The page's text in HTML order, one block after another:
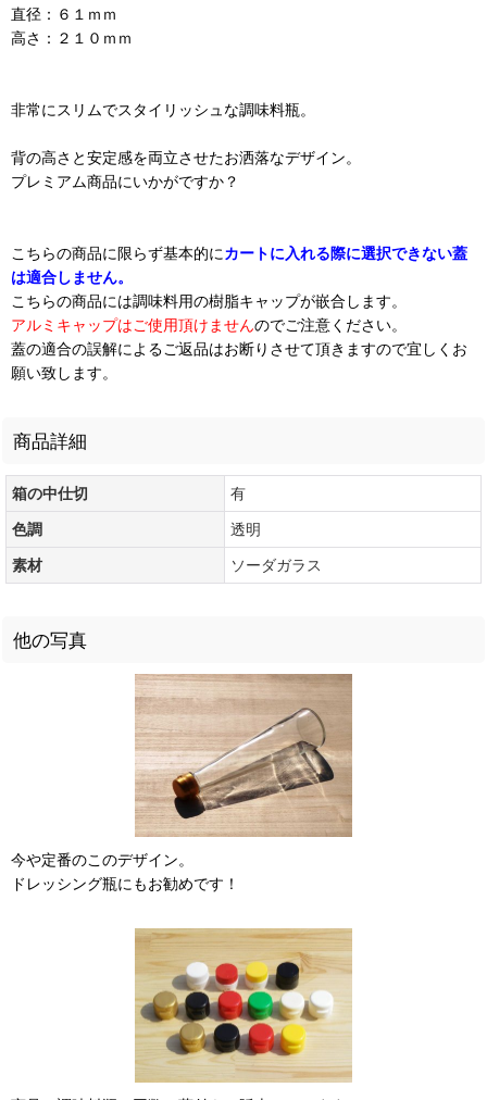
直径：６１ｍｍ
高さ：２１０ｍｍ
非常にスリムでスタイリッシュな調味料瓶。
背の高さと安定感を両立させたお洒落なデザイン。
プレミアム商品にいかがですか？
こちらの商品に限らず基本的にカートに入れる際に選択できない蓋
は適合しません。
こちらの商品には調味料用の樹脂キャップが嵌合します。
アルミキャップはご使用頂けませんのでご注意ください。
蓋の適合の誤解によるご返品はお断りさせて頂きますので宜しくお
願い致します。
商品詳細
箱の中仕切
有
色調
透明
素材
ソーダガラス
他の写真
今や定番のこのデザイン。
ドレッシング瓶にもお勧めです！